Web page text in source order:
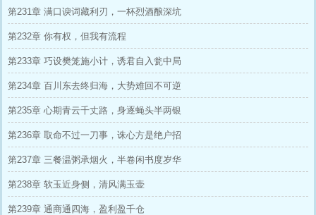
第231章 满口谀词藏利刃，一杯烈酒酿深坑
第232章 你有权，但我有流程
第233章 巧设樊笼施小计，诱君自入瓮中局
第234章 百川东去终归海，大势难回不可逆
第235章 心期青云千丈路，身逐蝇头半两银
第236章 取命不过一刀事，诛心方是绝户招
第237章 三餐温粥承烟火，半卷闲书度岁华
第238章 软玉近身侧，清风满玉壶
第239章 通商通四海，盈利盈千仓